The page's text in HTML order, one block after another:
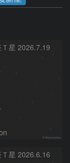
星 2026.7.19
星 2026.6.16